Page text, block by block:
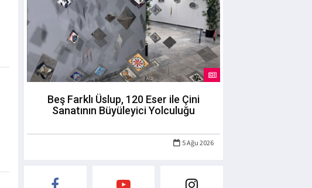
Beş Farklı Üslup, 120 Eser ile Çini
Sanatının Büyüleyici Yolculuğu
5 Ağu 2026